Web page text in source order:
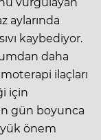
aylarında
kaybediyor.
daha
ilaçları
için
gün boyunca
önem